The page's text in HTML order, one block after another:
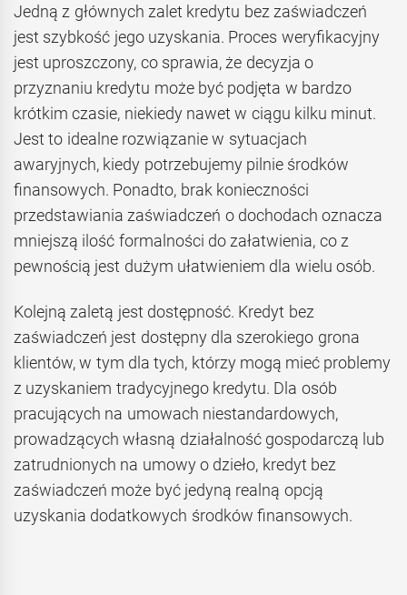
Jedną z głównych zalet kredytu bez zaświadczeń
jest szybkość jego uzyskania. Proces weryfikacyjny
jest uproszczony, co sprawia, że decyzja o
przyznaniu kredytu może być podjęta w bardzo
krótkim czasie, niekiedy nawet w ciągu kilku minut.
Jest to idealne rozwiązanie w sytuacjach
awaryjnych, kiedy potrzebujemy pilnie środków
finansowych. Ponadto, brak konieczności
przedstawiania zaświadczeń o dochodach oznacza
mniejszą ilość formalności do załatwienia, co z
pewnością jest dużym ułatwieniem dla wielu osób.
Kolejną zaletą jest dostępność. Kredyt bez
zaświadczeń jest dostępny dla szerokiego grona
klientów, w tym dla tych, którzy mogą mieć problemy
z uzyskaniem tradycyjnego kredytu. Dla osób
pracujących na umowach niestandardowych,
prowadzących własną działalność gospodarczą lub
zatrudnionych na umowy o dzieło, kredyt bez
zaświadczeń może być jedyną realną opcją
uzyskania dodatkowych środków finansowych.